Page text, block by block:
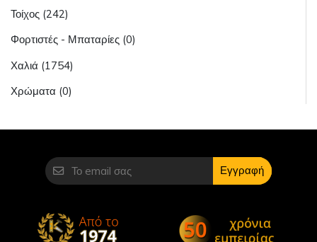
Τοίχος (242)
Φορτιστές - Μπαταρίες (0)
Χαλιά (1754)
Χρώματα (0)
Εγγραφή